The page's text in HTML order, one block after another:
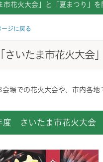
花火大会」と「夏まつり」を
ジに戻る
さいたま市花火大会
場での花火大会や、市内各地
度 さいたま市花火大会